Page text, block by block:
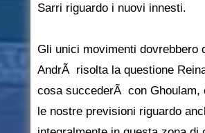
Sarri riguardo i nuovi innesti.
Gli unici movimenti dovrebbero
AndrÃ risolta la questione
cosa succederÃ con
le nostre previsioni riguardo